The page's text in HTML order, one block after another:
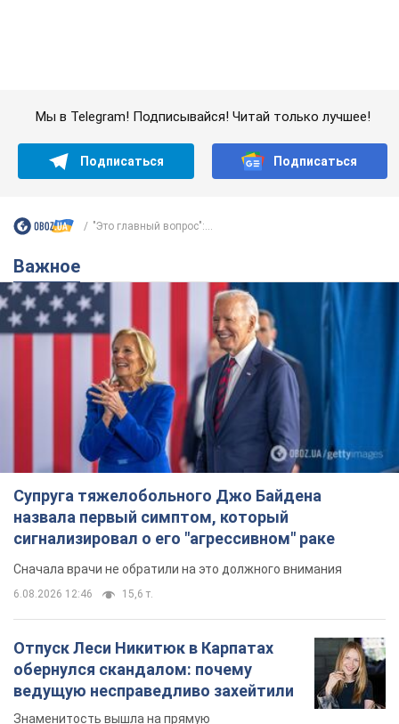
Супруга тяжелобольного Джо Байдена
назвала первый симптом, который
сигнализировал о его "агрессивном" раке
Сначала врачи не обратили на это должного внимания
6.08.2026 12:46 15,6 т.
Отпуск Леси Никитюк в Карпатах
обернулся скандалом: почему
ведущую несправедливо захейтили
Знаменитость вышла на прямую
над "i"
9 часов назад 12,5 т.
"Динамо" с победы стартовало в
квалификации Лиги конференций.
Видео